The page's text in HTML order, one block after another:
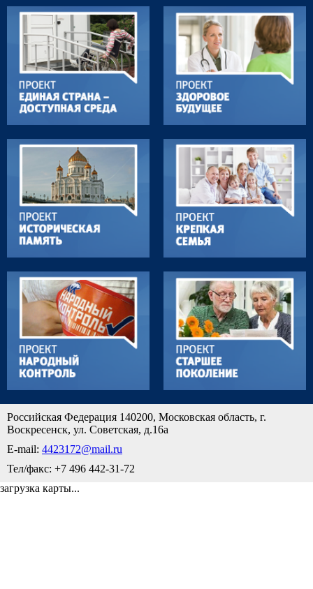
Российская Федерация 140200, Московская область, г.
Воскресенск, ул. Советская, д.16а
E-mail: 4423172@mail.ru
Тел/факс: +7 496 442-31-72
загрузка карты...